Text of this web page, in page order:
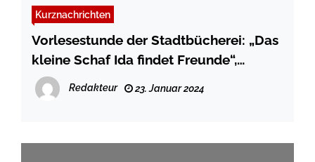
Kurznachrichten
Vorlesestunde der Stadtbücherei: „Das
kleine Schaf Ida findet Freunde“,
30.01.24
Redakteur 23. Januar 2024